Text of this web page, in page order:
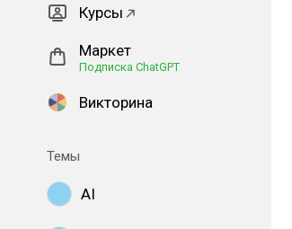
Курсы
Маркет
Подписка ChatGPT
Викторина
Темы
AI